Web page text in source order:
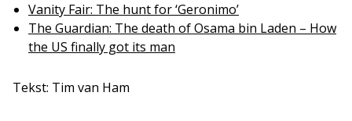
Vanity Fair: The hunt for ‘Geronimo’
The Guardian: The death of Osama bin Laden – How
the US finally got its man
Tekst: Tim van Ham